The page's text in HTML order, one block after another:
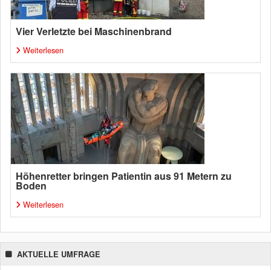
Vier Verletzte bei Maschinenbrand
Weiterlesen
Höhenretter bringen Patientin aus 91 Metern zu
Boden
Weiterlesen
AKTUELLE UMFRAGE